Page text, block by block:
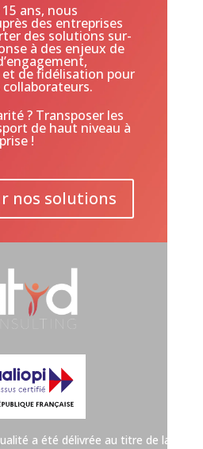
ans, nous
des entreprises
des solutions sur-
à des enjeux de
et de fidélisation pour
collaborateurs.
? Transposer les
de haut niveau à
!
nos solutions
a été délivrée au titre de la